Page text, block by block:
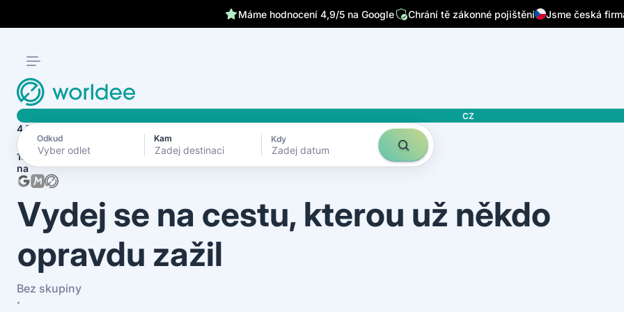
CZ
Odkud Kam Kdy
Zadej datum
4.7
1870+ recenzí
na
Vydej se na cestu, kterou už někdo
opravdu zažil
Bez skupiny
·